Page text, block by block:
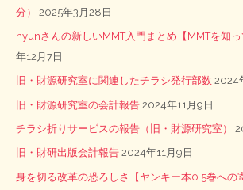
分）
2025年3月28日
nyunさんの新しいMMT入門まとめ【MMTを知っ
年12月7日
旧・財源研究室に関連したチラシ発行部数 2024
旧・財源研究室の会計報告 2024年11月9日
チラシ折りサービスの報告（旧・財源研究室）
旧・財研出版会計報告 2024年11月9日
身を切る改革の恐ろしさ【ヤンキー本0.5巻への